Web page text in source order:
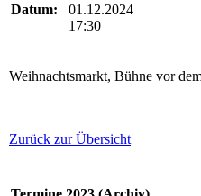
Datum:
01.12.2024
17:30
Weihnachtsmarkt, Bühne vor
Zurück zur Übersicht